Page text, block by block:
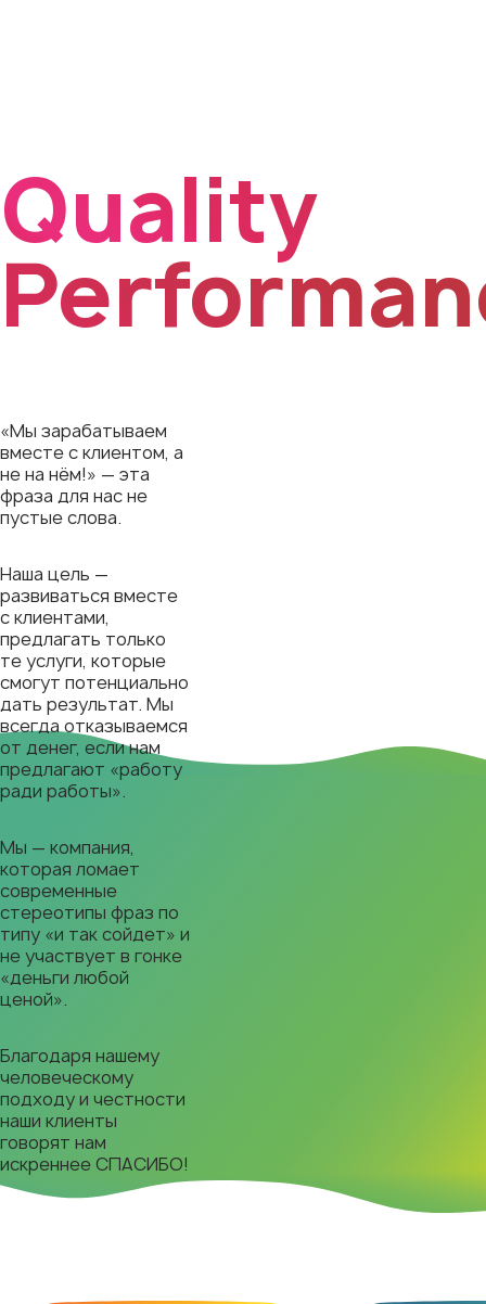
Quality
«Мы зарабатываем
вместе с клиентом, а
не на нём!» — эта
фраза для нас не
пустые слова.
Наша цель —
развиваться вместе
с клиентами,
предлагать только
те услуги, которые
смогут потенциально
дать результат. Мы
всегда отказываемся
от денег, если нам
предлагают «работу
ради работы».
Мы — компания,
которая ломает
современные
стереотипы фраз по
типу «и так сойдет» и
не участвует в гонке
«деньги любой
ценой».
Благодаря нашему
человеческому
подходу и честности
наши клиенты
говорят нам
искреннее СПАСИБО!